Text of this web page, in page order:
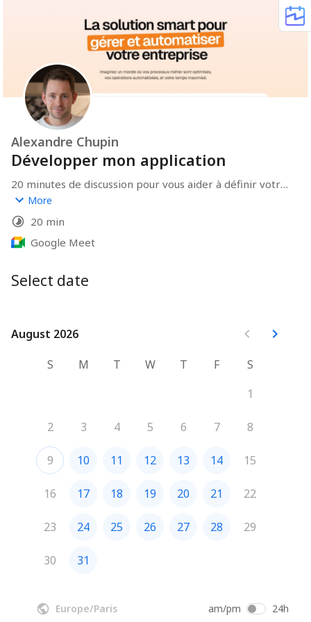
Alexandre Chupin
Développer mon application
20 minutes de discussion pour vous aider à définir votre
projet
More
20 min
Google Meet
Select date
August 2026
August 2026
S
M T W T F
S
1
2 3 4 5 6 7 8
9 10 11 12 13 14 15
16 17 18 19 20 21 22
23 24 25 26 27 28 29
30 31
Europe/Paris am/pm 24h